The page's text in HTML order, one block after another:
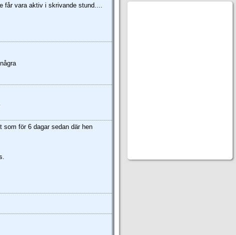
får vara aktiv i skrivande stund....
som för 6 dagar sedan där hen